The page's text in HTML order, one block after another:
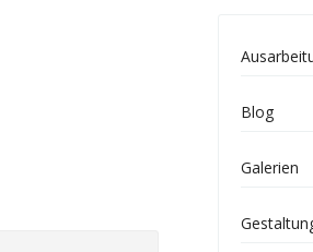
Blog
Galerien